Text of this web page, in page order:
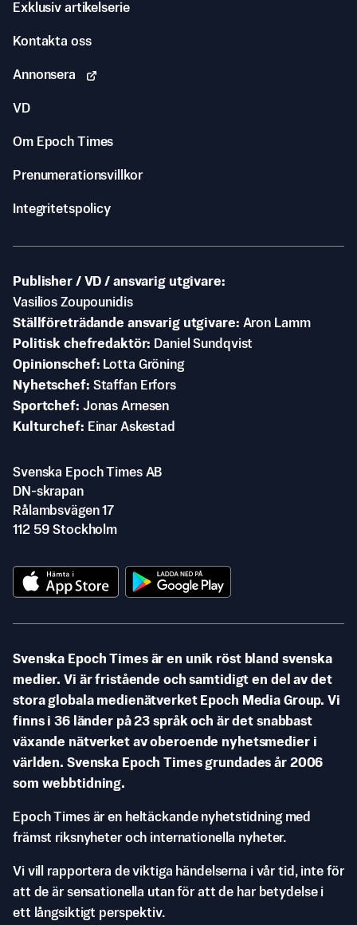
Exklusiv artikelserie
Kontakta oss
Annonsera
VD
Om Epoch Times
Prenumerationsvillkor
Integritetspolicy
Publisher / VD / ansvarig utgivare
Vasilios Zoupounidis
Ställföreträdande ansvarig utgivare Aron Lamm
Politisk chefredaktör
Daniel Sundqvist
Opinionschef
Lotta Gröning
Nyhetschef Staffan Erfors
Sportchef Jonas Arnesen
Kulturchef
Einar Askestad
Svenska Epoch Times AB
DN-skrapan
Rålambsvägen 17
112 59 Stockholm
Svenska Epoch Times är en unik röst bland svenska
medier. Vi är fristående och samtidigt en del av det
stora globala medienätverket Epoch Media Group. Vi
finns i 36 länder på 23 språk och är det snabbast
växande nätverket av oberoende nyhetsmedier i
världen. Svenska Epoch Times grundades år 2006
som webbtidning.
Epoch Times är en heltäckande nyhetstidning med
främst riksnyheter och internationella nyheter.
Vi vill rapportera de viktiga händelserna i vår tid, inte för
att de är sensationella utan för att de har betydelse i
ett långsiktigt perspektiv.